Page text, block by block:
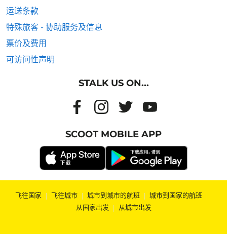
运送条款
特殊旅客 - 协助服务及信息
票价及费用
可访问性声明
STALK US ON...
SCOOT MOBILE APP
飞往国家 | 飞往城市 | 城市到城市的航班 | 城市到国家的航班 |
从国家出发 | 从城市出发